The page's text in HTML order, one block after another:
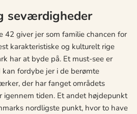
seværdigheder
42 giver jer som familie chancen for
karakteristiske og kulturelt rige
har at byde på. Et must-see er
kan fordybe jer i de berømte
der har fanget områdets
igennem tiden. Et andet højdepunkt
nordligste punkt, hvor to have